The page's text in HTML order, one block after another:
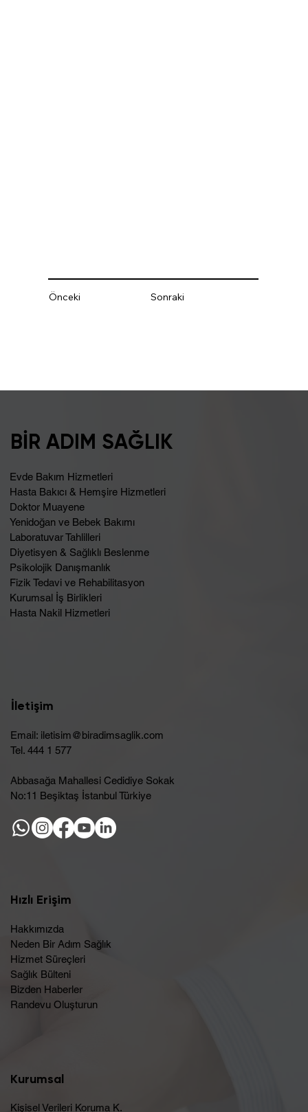
Önceki Sonraki
BİR ADIM SAĞLIK
Evde Bakım Hizmetleri
Hasta Bakıcı & Hemşire Hizmetleri
Doktor Muayene
Yenidoğan ve Bebek Bakımı
Laboratuvar Tahlilleri
Diyetisyen & Sağlıklı Beslenme
Psikolojik Danışmanlık
Fizik Tedavi ve Rehabilitasyon
Kurumsal İş Birlikleri
Hasta Nakil Hizmetleri
İletişim
Email: iletisim@biradimsaglik.com
Tel. 444 1 577
Abbasağa Mahallesi Cedidiye Sokak
No:11 Beşiktaş İstanbul Türkiye
Hızlı Erişim
Hakkımızda
Neden Bir Adım Sağlık
Hizmet Süreçleri
Sağlık Bülteni
Bizden Haberler
Randevu Oluşturun​
Kurumsal
Kişisel Verileri Koruma K.